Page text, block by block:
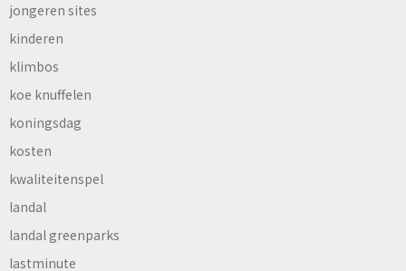
jongeren sites
kinderen
klimbos
koe knuffelen
koningsdag
kosten
kwaliteitenspel
landal
landal greenparks
lastminute